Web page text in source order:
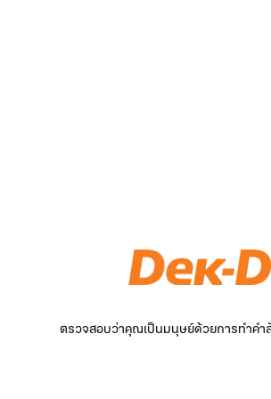
ตรวจสอบว่าคุณเป็นมนุษย์ด้วยการทำคำสั่